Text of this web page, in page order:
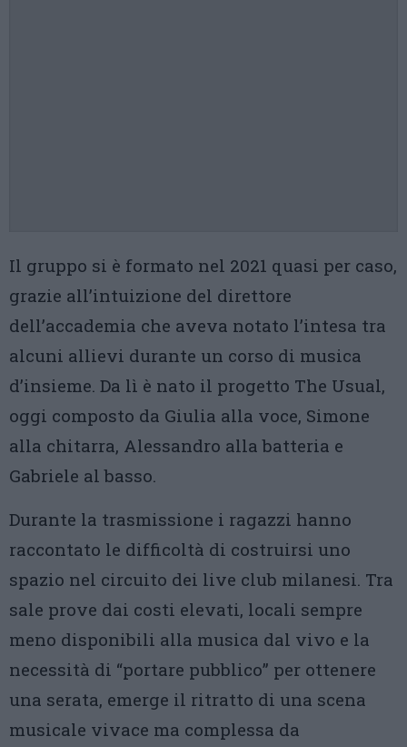
Il gruppo si è formato nel 2021 quasi per caso,
grazie all’intuizione del direttore
dell’accademia che aveva notato l’intesa tra
alcuni allievi durante un corso di musica
d’insieme. Da lì è nato il progetto The Usual,
oggi composto da Giulia alla voce, Simone
alla chitarra, Alessandro alla batteria e
Gabriele al basso.
Durante la trasmissione i ragazzi hanno
raccontato le difficoltà di costruirsi uno
spazio nel circuito dei live club milanesi. Tra
sale prove dai costi elevati, locali sempre
meno disponibili alla musica dal vivo e la
necessità di “portare pubblico” per ottenere
una serata, emerge il ritratto di una scena
musicale vivace ma complessa da